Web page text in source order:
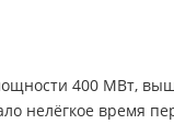
400 МВт,
нелёгкое время